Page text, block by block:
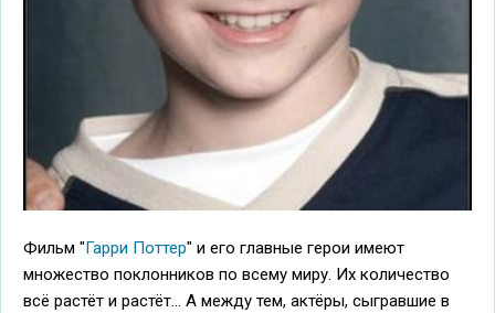
Фильм "Гарри Поттер" и его главные герои имеют
множество поклонников по всему миру. Их количество
всё растёт и растёт... А между тем, актёры, сыгравшие в